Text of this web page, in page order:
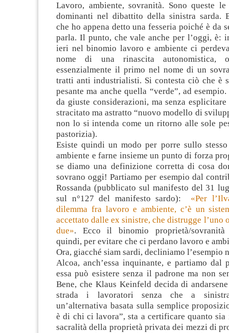
Lavoro, ambiente, sovranità. Sono queste
dominanti nel dibattito della sinistra sarda.
che ho appena detto una fesseria poiché è da
parla. Il punto, che vale anche per l’oggi, è:
ieri nel binomio lavoro e ambiente ci
nome di una rinascita autonomistica,
essenzialmente il primo nel nome di un
tratti anti industrialisti. Si contesta ciò che è
pesante ma anche quella “verde”, ad
da giuste considerazioni, ma senza
stracitato ma astratto “nuovo modello di
non lo si intenda come un ritorno alle sole
pastorizia).
Esiste quindi un modo per porre sullo
ambiente e farne insieme un punto di forza
se diamo una definizione corretta di cosa
sovrano oggi! Partiamo per esempio dal
Rossanda (pubblicato sul manifesto del 31
sul n°127 del manifesto sardo): «Per
dilemma fra lavoro e ambiente, c’è un
accettato dalle ex sinistre, che distrugge l’uno
due». Ecco il binomio proprietà/sovranità
quindi, per evitare che ci perdano lavoro e
Ora, giacché siam sardi, decliniamo l’esempio
Alcoa, anch’essa inquinante, e partiamo dal
essa può esistere senza il padrone ma non
Bene, che Klaus Keinfeld decida di
strada i lavoratori senza che a
un’alternativa basata sulla semplice
è di chi ci lavora”, sta a certificare quanto
sacralità della proprietà privata dei mezzi di